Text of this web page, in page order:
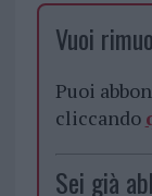
Vuoi
Puoi
cliccando
Sei già